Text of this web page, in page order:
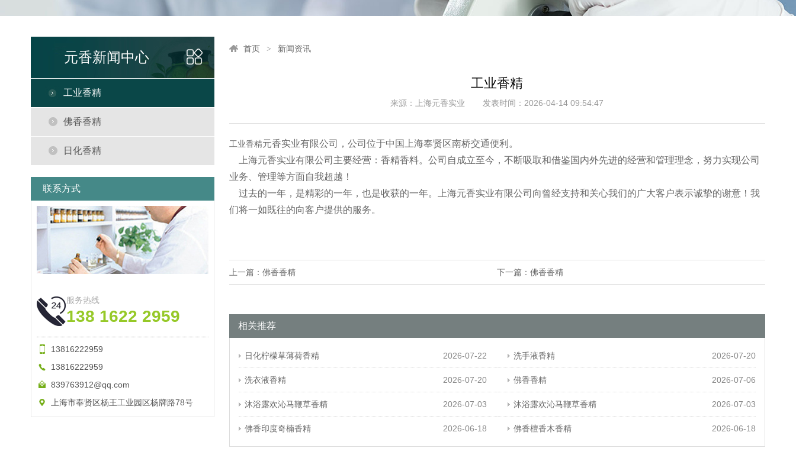
元香新闻中心
工业香精
佛香香精
日化香精
联系方式
服务热线
138 1622 2959
13816222959
13816222959
839763912@qq.com
上海市奉贤区杨王工业园区杨牌路78号
首页 新闻资讯
工业香精
来源：上海元香实业 发表时间：2026-04-14 09:54:47
工业香精元香实业有限公司，公司位于中国上海奉贤区南桥交通便利。
上海元香实业有限公司主要经营：香精香料。公司自成立至今，不断吸取和借鉴国内外先进的经营和管理理念，努力实现公司
业务、管理等方面自我超越！
过去的一年，是精彩的一年，也是收获的一年。上海元香实业有限公司向曾经支持和关心我们的广大客户表示诚挚的谢意！我
们将一如既往的向客户提供的服务。
下一篇：佛香香精
上一篇： 佛香香精
相关推荐
2026-07-22
日化柠檬草薄荷香精 2026-07-20
洗手液香精
2026-07-20
洗衣液香精 2026-07-06
佛香香精
2026-07-03
沐浴露欢沁马鞭草香精 2026-07-03
沐浴露欢沁马鞭草香精
2026-06-18
佛香印度奇楠香精 2026-06-18
佛香檀香木香精